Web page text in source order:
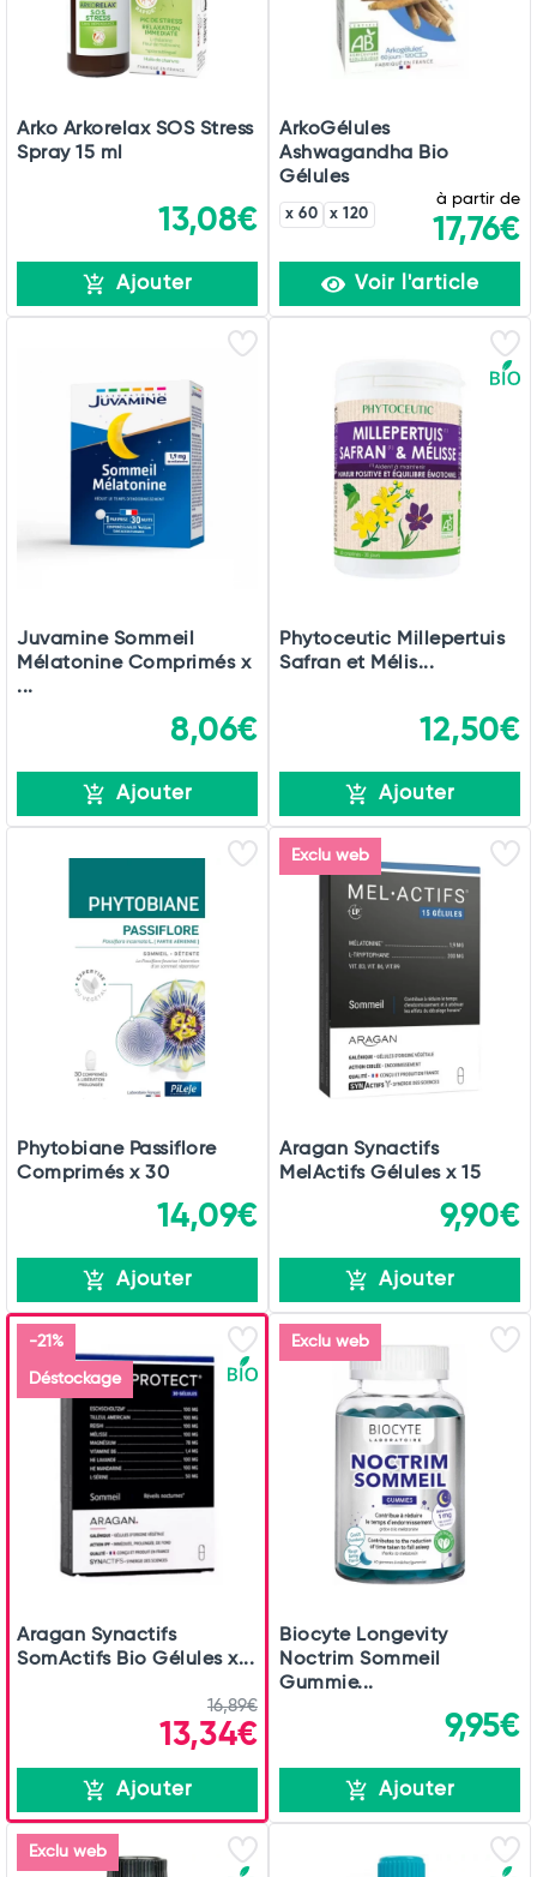
Arko Arkorelax SOS Stress
Spray 15 ml
13,08€
Ajouter
ArkoGélules
Ashwagandha Bio
Gélules
x 60 x 120
à partir de
17,76€
Voir l'article
Juvamine Sommeil
Mélatonine Comprimés x
...
8,06€
Ajouter
Phytoceutic Millepertuis
Safran et Mélis...
12,50€
Ajouter
Phytobiane Passiflore
Comprimés x 30
14,09€
Ajouter
Exclu web
Aragan Synactifs
MelActifs Gélules x 15
9,90€
Ajouter
-21%
Déstockage
Aragan Synactifs
SomActifs Bio Gélules x...
16,89€
13,34€
Ajouter
Exclu web
Biocyte Longevity
Noctrim Sommeil
Gummie...
9,95€
Ajouter
Exclu web